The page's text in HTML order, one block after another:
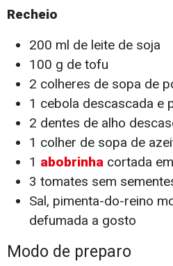
Recheio
200 ml de leite de soja
100 g de tofu
2 colheres de sopa de
1 cebola descascada e
2 dentes de alho
1 colher de sopa de
1 abobrinha cortada
3 tomates sem
Sal, pimenta-do-reino
defumada a gosto
Modo de preparo